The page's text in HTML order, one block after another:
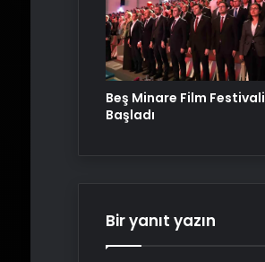
Beş Minare Film Festivali
Başladı
Bir yanıt yazın